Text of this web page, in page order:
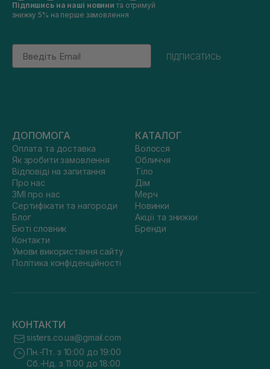
Підпишись на наші новини та отримуй
знижку 5% на перше замовлення
Email
підписатись
ДОПОМОГА
Оплата та доставка
Як зробити замовлення
Відповіді на запитання
Про нас
ЗМІ про нас
Сертифікати та нагороди
Блог
Бюті словник
Контакти
Умови використання сайту
Політика конфіденційності
КАТАЛОГ
Волосся
Обличчя
Тіло
Дім
Мерч
Новинки
Акції та знижки
Бренди
КОНТАКТИ
sisters.co.ua@gmail.com
Пн.-Пт. з 10:00 до 19:00
Сб.-Нд. з 11:00 до 18:00